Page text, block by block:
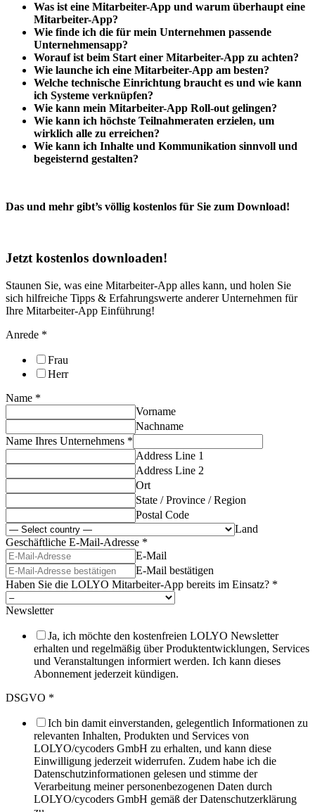
Was ist eine Mitarbeiter-App und warum überhaupt eine
Mitarbeiter-App?
Wie finde ich die für mein Unternehmen passende
Unternehmensapp?
Worauf ist beim Start einer Mitarbeiter-App zu achten?
Wie launche ich eine Mitarbeiter-App am besten?
Welche technische Einrichtung braucht es und wie kann
ich Systeme verknüpfen?
Wie kann mein Mitarbeiter-App Roll-out gelingen?
Wie kann ich höchste Teilnahmeraten erzielen, um
wirklich alle zu erreichen?
Wie kann ich Inhalte und Kommunikation sinnvoll und
begeisternd gestalten?
Das und mehr gibt’s völlig kostenlos für Sie zum Download!
Jetzt kostenlos downloaden!
Staunen Sie, was eine Mitarbeiter-App alles kann, und holen Sie
sich hilfreiche Tipps & Erfahrungswerte anderer Unternehmen für
Ihre Mitarbeiter-App Einführung!
Anrede *
Frau
Herr
Name *
Vorname
Nachname
Name Ihres Unternehmens *
Address Line 1
Address Line 2
Ort
State / Province / Region
Postal Code
Land
Geschäftliche E-Mail-Adresse *
E-Mail
E-Mail bestätigen
Haben Sie die LOLYO Mitarbeiter-App bereits im Einsatz? *
Newsletter
Ja, ich möchte den kostenfreien LOLYO Newsletter
erhalten und regelmäßig über Produktentwicklungen, Services
und Veranstaltungen informiert werden. Ich kann dieses
Abonnement jederzeit kündigen.
DSGVO *
Ich bin damit einverstanden, gelegentlich Informationen zu
relevanten Inhalten, Produkten und Services von
LOLYO/cycoders GmbH zu erhalten, und kann diese
Einwilligung jederzeit widerrufen. Zudem habe ich die
Datenschutzinformationen gelesen und stimme der
Verarbeitung meiner personenbezogenen Daten durch
LOLYO/cycoders GmbH gemäß der Datenschutzerklärung